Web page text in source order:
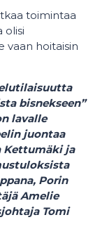
toimintaa
olisi
vaan hoitaisin
bisnekseen”
lavalle
juontaa
Kettumäki ja
Porin
Amelie
Tomi